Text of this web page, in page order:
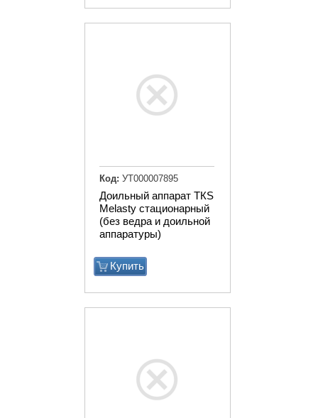
Доильный аппарат ТКS
Melasty стационарный
(без ведра и доильной
аппаратуры)
Купить
Код: УТ000007895